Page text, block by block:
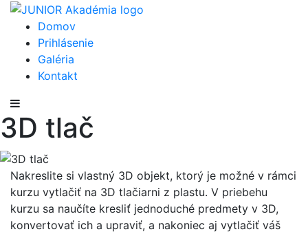
Domov
Prihlásenie
Galéria
Kontakt
3D tlač
Nakreslite si vlastný 3D objekt, ktorý je možné v rámci
kurzu vytlačiť na 3D tlačiarni z plastu. V priebehu
kurzu sa naučíte kresliť jednoduché predmety v 3D,
konvertovať ich a upraviť, a nakoniec aj vytlačiť váš